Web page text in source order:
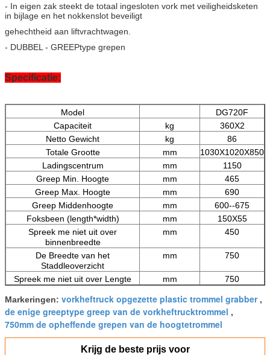
- In eigen zak steekt de totaal ingesloten vork met veiligheidsketen
in bijlage en het nokkenslot beveiligt
gehechtheid aan liftvrachtwagen.
- DUBBEL - GREEPtype grepen
Specificatie:
Model
DG720F
Capaciteit
kg
360X2
Netto Gewicht
kg
86
Totale Grootte
mm
1030X1020X850
Ladingscentrum
mm
1150
Greep Min. Hoogte
mm
465
Greep Max. Hoogte
mm
690
Greep Middenhoogte
mm
600--675
Foksbeen (length*width)
mm
150X55
Spreek me niet uit over
binnenbreedte
mm 450
De Breedte van het
Staddleoverzicht
mm 750
Spreek me niet uit over Lengte mm 750
Markeringen: vorkheftruck opgezette plastic trommel grabber,
de enige greeptype greep van de vorkheftrucktrommel ,
750mm de opheffende grepen van de hoogtetrommel
Krijg de beste prijs voor